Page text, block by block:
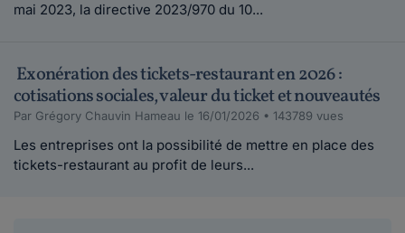
mai 2023, la directive 2023/970 du 10...
Exonération des tickets-restaurant en 2026 :
cotisations sociales, valeur du ticket et nouveautés
Par Grégory Chauvin Hameau le 16/01/2026 • 143789 vues
Les entreprises ont la possibilité de mettre en place des
tickets-restaurant au profit de leurs...